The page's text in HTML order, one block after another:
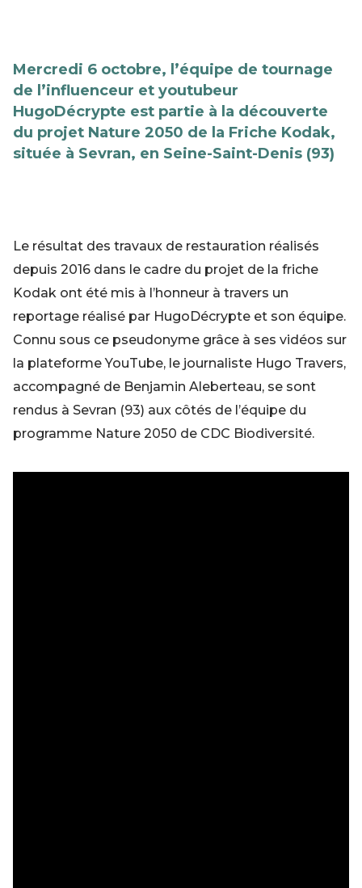
Mercredi 6 octobre, l’équipe de tournage
de l’influenceur et youtubeur
HugoDécrypte est partie à la découverte
du projet Nature 2050 de la Friche Kodak,
située à Sevran, en Seine-Saint-Denis (93)
Le résultat des travaux de restauration réalisés
depuis 2016 dans le cadre du projet de la friche
Kodak ont été mis à l’honneur à travers un
reportage réalisé par HugoDécrypte et son équipe.
Connu sous ce pseudonyme grâce à ses vidéos sur
la plateforme YouTube, le journaliste Hugo Travers,
accompagné de Benjamin Aleberteau, se sont
rendus à Sevran (93) aux côtés de l’équipe du
programme Nature 2050 de CDC Biodiversité.